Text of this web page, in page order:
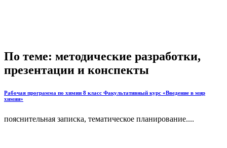
По теме: методические разработки,
презентации и конспекты
Рабочая программа по химии 8 класс Факультативный курс «Введение в мир
химии»
пояснительная записка, тематическое планирование....